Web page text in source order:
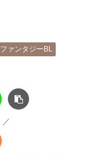
ファンタジーBL